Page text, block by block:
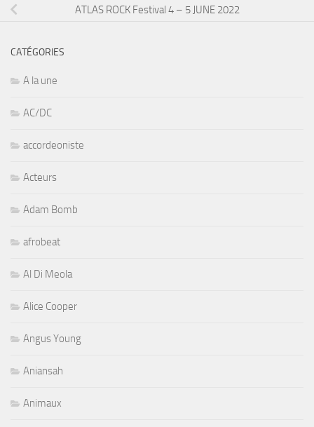
ATLAS ROCK Festival 4 – 5 JUNE 2022
CATÉGORIES
A la une
AC/DC
accordeoniste
Acteurs
Adam Bomb
afrobeat
Al Di Meola
Alice Cooper
Angus Young
Aniansah
Animaux